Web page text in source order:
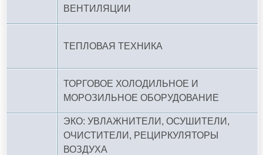
ВЕНТИЛЯЦИИ
ТЕПЛОВАЯ ТЕХНИКА
ТОРГОВОЕ ХОЛОДИЛЬНОЕ И
МОРОЗИЛЬНОЕ ОБОРУДОВАНИЕ
ЭКО: УВЛАЖНИТЕЛИ, ОСУШИТЕЛИ,
ОЧИСТИТЕЛИ, РЕЦИРКУЛЯТОРЫ
ВОЗДУХА